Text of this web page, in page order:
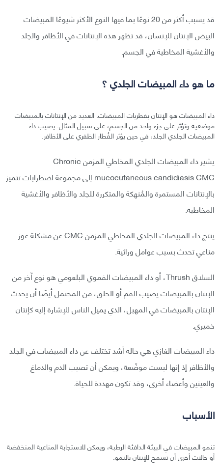
قد يسبب أكثر من 20 نوعًا بما فيها النوع الأكثر شيوعًا المبيضات
البيض الإنتان للإنسان، قد تظهر هذه الإنتانات في الأظافر والجلد
والأغشية المخاطية في الجسم.
ما هو داء المبيضات الجلدي ؟
داء المبيضات هو الإنتان بفطريات المبيضات. العديد من الإنتانات بالمبيضات
موضعية وتؤثر على جزء واحد من الجسم، على سبيل المثال: يصيب داء
المبيضات الجلدي الجلد، في حين يؤثر الفُطار الظفري على الأظافر.
يشير داء المبيضات الجلدي المخاطي المزمن Chronic
mucocutaneous candidiasis CMC إلى مجموعة اضطرابات تتميز
بالإنتانات المستمرة والمُنهكة والمتكررة للجلد والأظافر والأغشية
المخاطية.
ينتج داء المبيضات الجلدي المخاطي المزمن CMC عن مشكلة عوز
مناعي تحدث بسبب عوامل وراثية.
السلاق Thrush، أو داء المبيضات الفموي البلعومي هو نوع آخر من
الإنتان بالمبيضات يصيب الفم أو الحلق، من المحتمل أيضًا أن يحدث
الإنتان بالمبيضات في المهبل، الذي يميل الناس للإشارة إليه كإنتان
خميري.
داء المبيضات الغازي هي حالة أشد تختلف عن داء المبيضات في الجلد
والأظافر إذ إنها ليست موضّعة، ويمكن أن تصيب الدم والدماغ
والعينين وأعضاء أخرى، وقد تكون مهددة للحياة.
الأسباب
تنمو المبيضات في البيئة الدافئة الرطبة، ويمكن للاستجابة المناعية المنخفضة
أو حالات أخرى أن تسمح للإنتان بالنمو.